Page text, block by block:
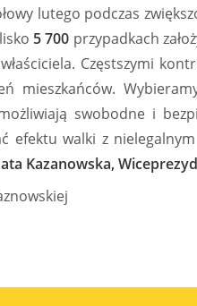
lutego podczas
5 700 przypadkach
Częstszymi
mieszkańców.
swobodne i
efektu walki z
Kazanowska,